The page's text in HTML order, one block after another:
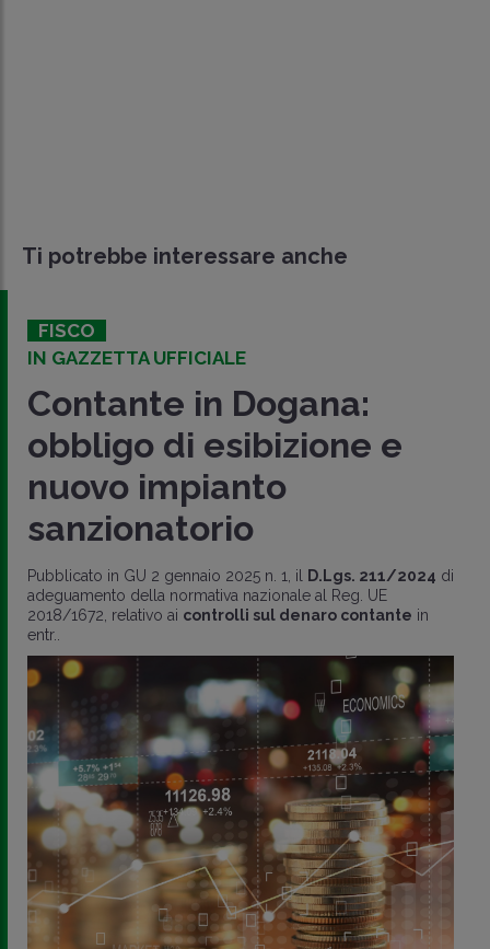
Ti potrebbe interessare anche
FISCO
IN GAZZETTA UFFICIALE
Contante in Dogana:
obbligo di esibizione e
nuovo impianto
sanzionatorio
Pubblicato in GU 2 gennaio 2025 n. 1, il D.Lgs. 211/2024 di
adeguamento della normativa nazionale al Reg. UE
2018/1672, relativo ai controlli sul denaro contante in
entr..